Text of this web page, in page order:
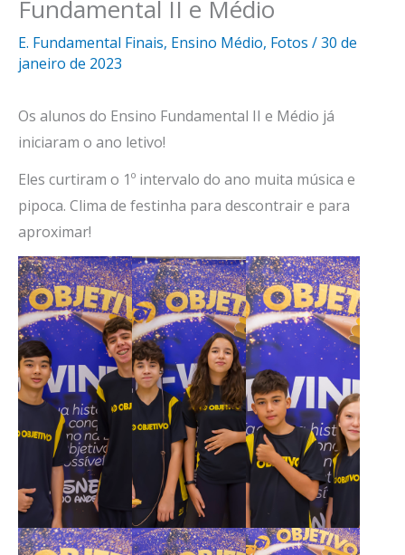
Fundamental II e Médio
E. Fundamental Finais, Ensino Médio, Fotos /30 de
janeiro de 2023
Os alunos do Ensino Fundamental II e Médio já
iniciaram o ano letivo!
Eles curtiram o 1º intervalo do ano muita música e
pipoca. Clima de festinha para descontrair e para
aproximar!